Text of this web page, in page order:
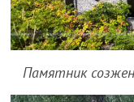
Памятник